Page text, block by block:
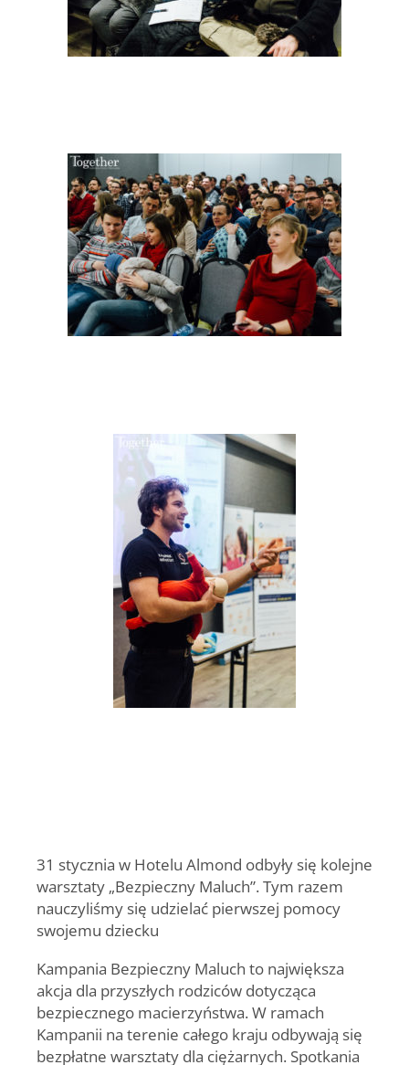
31 stycznia w Hotelu Almond odbyły się kolejne
warsztaty „Bezpieczny Maluch”. Tym razem
nauczyliśmy się udzielać pierwszej pomocy
swojemu dziecku
Kampania Bezpieczny Maluch to największa
akcja dla przyszłych rodziców dotycząca
bezpiecznego macierzyństwa. W ramach
Kampanii na terenie całego kraju odbywają się
bezpłatne warsztaty dla ciężarnych. Spotkania